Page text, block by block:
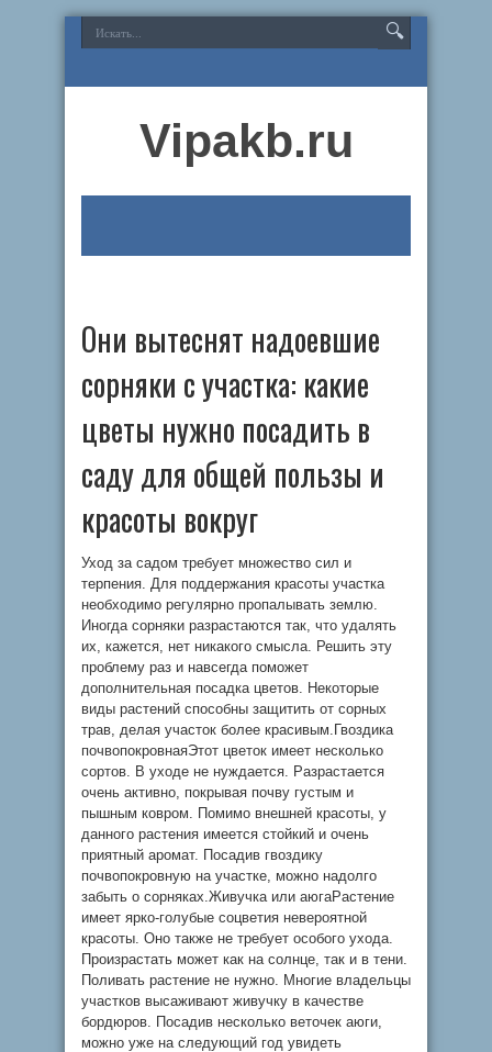
Vipakb.ru
Они вытеснят надоевшие
сорняки с участка: какие
цветы нужно посадить в
саду для общей пользы и
красоты вокруг
Уход за садом требует множество сил и
терпения. Для поддержания красоты участка
необходимо регулярно пропалывать землю.
Иногда сорняки разрастаются так, что удалять
их, кажется, нет никакого смысла. Решить эту
проблему раз и навсегда поможет
дополнительная посадка цветов. Некоторые
виды растений способны защитить от сорных
трав, делая участок более красивым.Гвоздика
почвопокровнаяЭтот цветок имеет несколько
сортов. В уходе не нуждается. Разрастается
очень активно, покрывая почву густым и
пышным ковром. Помимо внешней красоты, у
данного растения имеется стойкий и очень
приятный аромат. Посадив гвоздику
почвопокровную на участке, можно надолго
забыть о сорняках.Живучка или аюгаРастение
имеет ярко-голубые соцветия невероятной
красоты. Оно также не требует особого ухода.
Произрастать может как на солнце, так и в тени.
Поливать растение не нужно. Многие владельцы
участков высаживают живучку в качестве
бордюров. Посадив несколько веточек аюги,
можно уже на следующий год увидеть